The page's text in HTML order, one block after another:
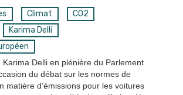
Climat
CO2
Karima Delli
Karima Delli en plénière du Parlement
du débat sur les normes de
matière d’émissions pour les voitures